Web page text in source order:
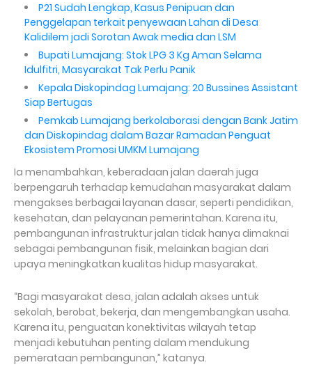
P21 Sudah Lengkap, Kasus Penipuan dan
Penggelapan terkait penyewaan Lahan di Desa
Kalidilem jadi Sorotan Awak media dan LSM
Bupati Lumajang: Stok LPG 3 Kg Aman Selama
Idulfitri, Masyarakat Tak Perlu Panik
Kepala Diskopindag Lumajang: 20 Bussines Assistant
Siap Bertugas
Pemkab Lumajang berkolaborasi dengan Bank Jatim
dan Diskopindag dalam Bazar Ramadan Penguat
Ekosistem Promosi UMKM Lumajang
Ia menambahkan, keberadaan jalan daerah juga
berpengaruh terhadap kemudahan masyarakat dalam
mengakses berbagai layanan dasar, seperti pendidikan,
kesehatan, dan pelayanan pemerintahan. Karena itu,
pembangunan infrastruktur jalan tidak hanya dimaknai
sebagai pembangunan fisik, melainkan bagian dari
upaya meningkatkan kualitas hidup masyarakat.
“Bagi masyarakat desa, jalan adalah akses untuk
sekolah, berobat, bekerja, dan mengembangkan usaha.
Karena itu, penguatan konektivitas wilayah tetap
menjadi kebutuhan penting dalam mendukung
pemerataan pembangunan,” katanya.